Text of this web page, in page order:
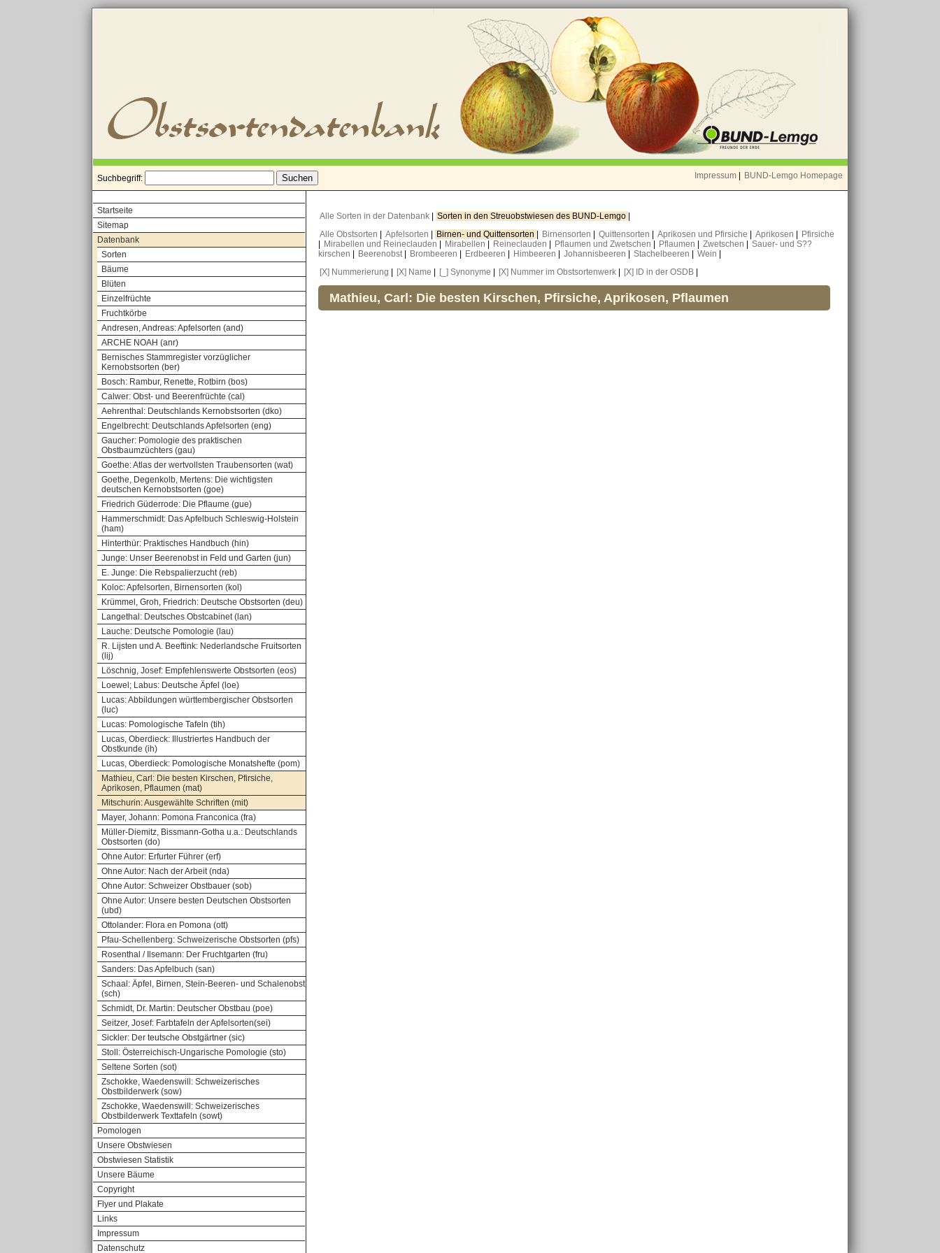
Suchbegriff: Impressum BUND-Lemgo Homepage
Startseite
Sitemap
Datenbank
Sorten
Bäume
Blüten
Einzelfrüchte
Fruchtkörbe
Andresen, Andreas: Apfelsorten (and)
ARCHE NOAH (anr)
Bernisches Stammregister vorzüglicher
Kernobstsorten (ber)
Bosch: Rambur, Renette, Rotbirn (bos)
Calwer: Obst- und Beerenfrüchte (cal)
Aehrenthal: Deutschlands Kernobstsorten (dko)
Engelbrecht: Deutschlands Apfelsorten (eng)
Gaucher: Pomologie des praktischen
Obstbaumzüchters (gau)
Goethe: Atlas der wertvollsten Traubensorten (wat)
Goethe, Degenkolb, Mertens: Die wichtigsten
deutschen Kernobstsorten (goe)
Friedrich Güderrode: Die Pflaume (gue)
Hammerschmidt: Das Apfelbuch Schleswig-Holstein
(ham)
Hinterthür: Praktisches Handbuch (hin)
Junge: Unser Beerenobst in Feld und Garten (jun)
E. Junge: Die Rebspalierzucht (reb)
Koloc: Apfelsorten, Birnensorten (kol)
Krümmel, Groh, Friedrich: Deutsche Obstsorten (deu)
Langethal: Deutsches Obstcabinet (lan)
Lauche: Deutsche Pomologie (lau)
R. Lijsten und A. Beeftink: Nederlandsche Fruitsorten
(lij)
Löschnig, Josef: Empfehlenswerte Obstsorten (eos)
Loewel; Labus: Deutsche Äpfel (loe)
Lucas: Abbildungen württembergischer Obstsorten
(luc)
Lucas: Pomologische Tafeln (tih)
Lucas, Oberdieck: Illustriertes Handbuch der
Obstkunde (ih)
Lucas, Oberdieck: Pomologische Monatshefte (pom)
Mathieu, Carl: Die besten Kirschen, Pfirsiche,
Aprikosen, Pflaumen (mat)
Mitschurin: Ausgewählte Schriften (mit)
Mayer, Johann: Pomona Franconica (fra)
Müller-Diemitz, Bissmann-Gotha u.a.: Deutschlands
Obstsorten (do)
Ohne Autor: Erfurter Führer (erf)
Ohne Autor: Nach der Arbeit (nda)
Ohne Autor: Schweizer Obstbauer (sob)
Ohne Autor: Unsere besten Deutschen Obstsorten
(ubd)
Ottolander: Flora en Pomona (ott)
Pfau-Schellenberg: Schweizerische Obstsorten (pfs)
Rosenthal / Ilsemann: Der Fruchtgarten (fru)
Sanders: Das Apfelbuch (san)
Schaal: Äpfel, Birnen, Stein-Beeren- und Schalenobst
(sch)
Schmidt, Dr. Martin: Deutscher Obstbau (poe)
Seitzer, Josef: Farbtafeln der Apfelsorten(sei)
Sickler: Der teutsche Obstgärtner (sic)
Stoll: Österreichisch-Ungarische Pomologie (sto)
Seltene Sorten (sot)
Zschokke, Waedenswill: Schweizerisches
Obstbilderwerk (sow)
Zschokke, Waedenswill: Schweizerisches
Obstbilderwerk Texttafeln (sowt)
Pomologen
Unsere Obstwiesen
Obstwiesen Statistik
Unsere Bäume
Copyright
Flyer und Plakate
Links
Impressum
Datenschutz
Alle Sorten in der Datenbank Sorten in den Streuobstwiesen des BUND-Lemgo
Alle Obstsorten
Apfelsorten Birnen- und Quittensorten Birnensorten Quittensorten Aprikosen und Pfirsiche Aprikosen
Pfirsiche
Mirabellen und Reineclauden Mirabellen Reineclauden Pflaumen und Zwetschen Pflaumen Zwetschen
Sauer- und S??
kirschen
Beerenobst Brombeeren Erdbeeren Himbeeren Johannisbeeren Stachelbeeren Wein
[X] Nummerierung
[X] Name [_] Synonyme [X] Nummer im Obstsortenwerk [X] ID in der OSDB
Mathieu, Carl: Die besten Kirschen, Pfirsiche, Aprikosen, Pflaumen